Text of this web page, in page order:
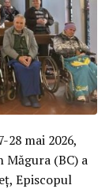
28 mai 2026,
Măgura (BC) a
Episcopul